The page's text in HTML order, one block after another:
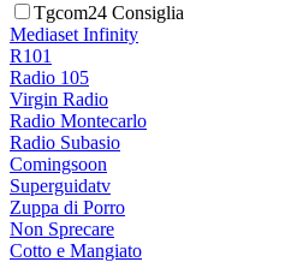
Tgcom24 Consiglia
Mediaset Infinity
R101
Radio 105
Virgin Radio
Radio Montecarlo
Radio Subasio
Comingsoon
Superguidatv
Zuppa di Porro
Non Sprecare
Cotto e Mangiato